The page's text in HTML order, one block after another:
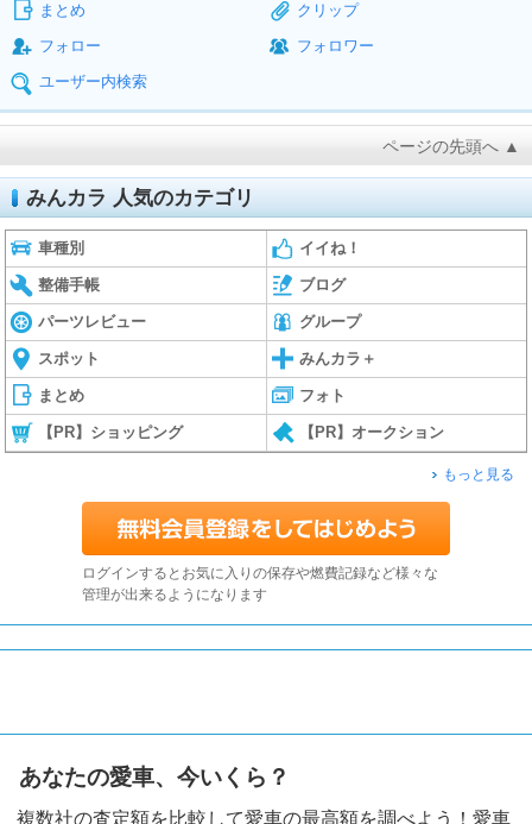
まとめ
クリップ
フォロー
フォロワー
ユーザー内検索
ページの先頭へ ▲
みんカラ 人気のカテゴリ
車種別 イイね！
整備手帳 ブログ
パーツレビュー グループ
スポット みんカラ＋
まとめ フォト
【PR】ショッピング 【PR】オークション
もっと見る
ログインするとお気に入りの保存や燃費記録など様々な
管理が出来るようになります
あなたの愛車、今いくら？
複数社の査定額を比較して愛車の最高額を調べよう！愛車